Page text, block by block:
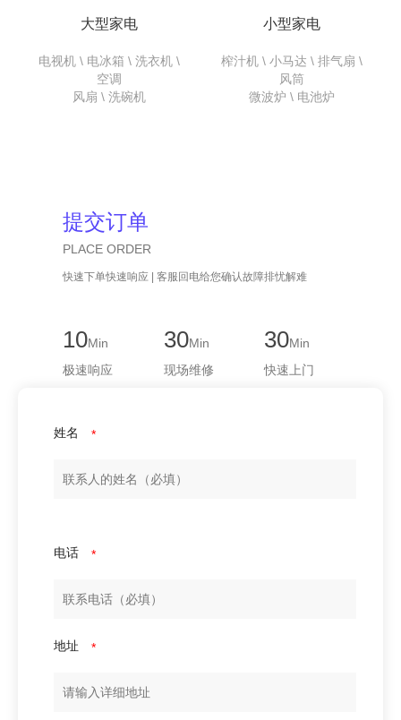
大型家电
电视机 \ 电冰箱 \ 洗衣机 \
空调
风扇 \ 洗碗机
小型家电
榨汁机 \ 小马达 \ 排气扇 \
风筒
微波炉 \ 电池炉
提交订单
PLACE ORDER
快速下单快速响应 | 客服回电给您确认故障排忧解难
10Min
极速响应
30Min
现场维修
30Min
快速上门
姓名 *
电话 *
地址 *